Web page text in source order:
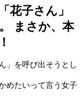
花子さん」
まさか、本
」を呼び出そうとし
めたいって言う女子